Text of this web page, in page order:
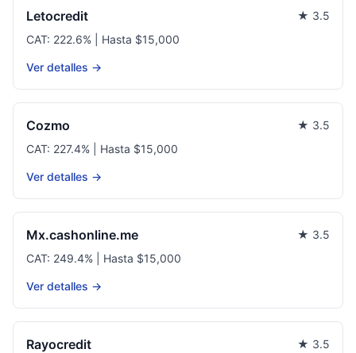
Letocredit
★ 3.5
CAT: 222.6% | Hasta $15,000
Ver detalles →
Cozmo
★ 3.5
CAT: 227.4% | Hasta $15,000
Ver detalles →
Mx.cashonline.me
★ 3.5
CAT: 249.4% | Hasta $15,000
Ver detalles →
Rayocredit
★ 3.5